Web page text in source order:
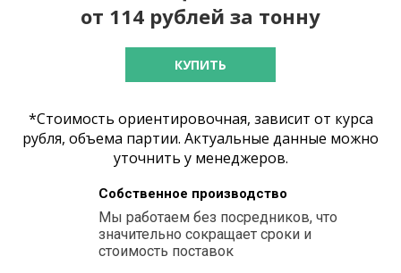
от 114 рублей за тонну
КУПИТЬ
*Стоимость ориентировочная, зависит от курса
рубля, объема партии. Актуальные данные можно
уточнить у менеджеров.
Собственное производство
Мы работаем без посредников, что
значительно сокращает сроки и
стоимость поставок